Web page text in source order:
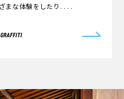
まな体験をしたり. . . .